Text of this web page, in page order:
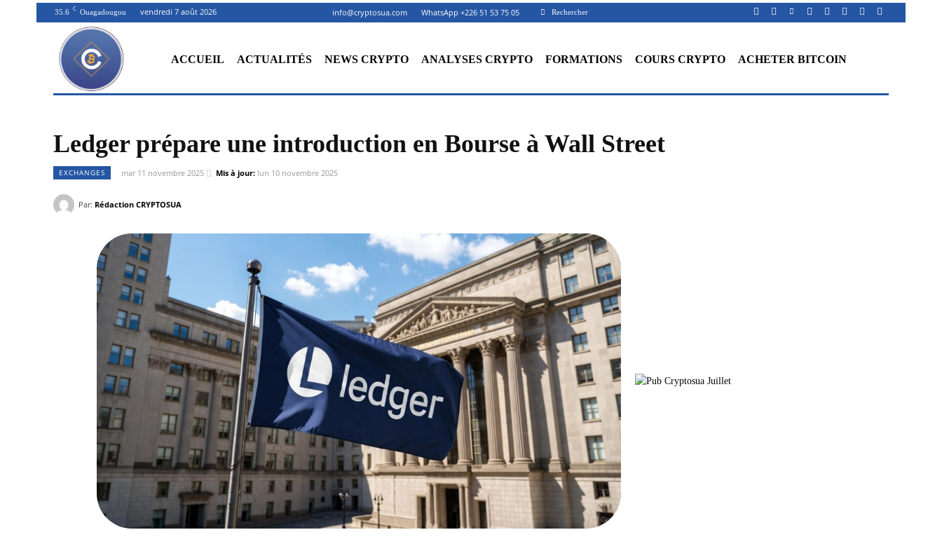
35.6 C Ouagadougou vendredi 7 août 2026 info@cryptosua.com WhatsApp +226 51 53 75 05 Rechercher
ACCUEIL ACTUALITÉS NEWS CRYPTO ANALYSES CRYPTO FORMATIONS COURS CRYPTO ACHETER BITCOIN
Ledger prépare une introduction en Bourse à Wall Street
EXCHANGES mar 11 novembre 2025 Mis à jour: lun 10 novembre 2025
Par: Rédaction CRYPTOSUA